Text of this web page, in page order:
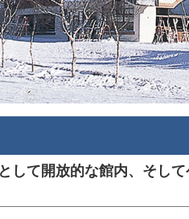
して開放的な館内、そし